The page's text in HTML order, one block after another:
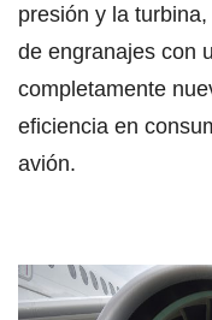
presión y la
de engranajes con
completamente
eficiencia en
avión.